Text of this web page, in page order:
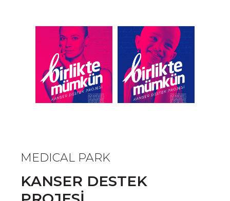
MEDICAL PARK
KANSER DESTEK